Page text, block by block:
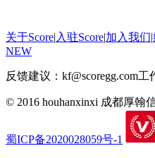
关于Score| 入驻Score|加入我们|
NEW
反馈建议：kf@scoregg.com工
© 2016 houhanxinxi 成都厚翰
蜀ICP备2020028059号-1